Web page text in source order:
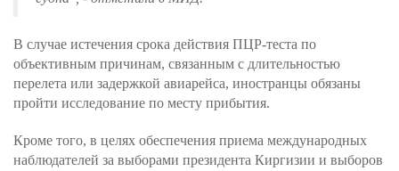
В случае истечения срока действия ПЦР-теста по
объективным причинам, связанным с длительностью
перелета или задержкой авиарейса, иностранцы обязаны
пройти исследование по месту прибытия.
Кроме того, в целях обеспечения приема международных
наблюдателей за выборами президента Киргизии и выборов